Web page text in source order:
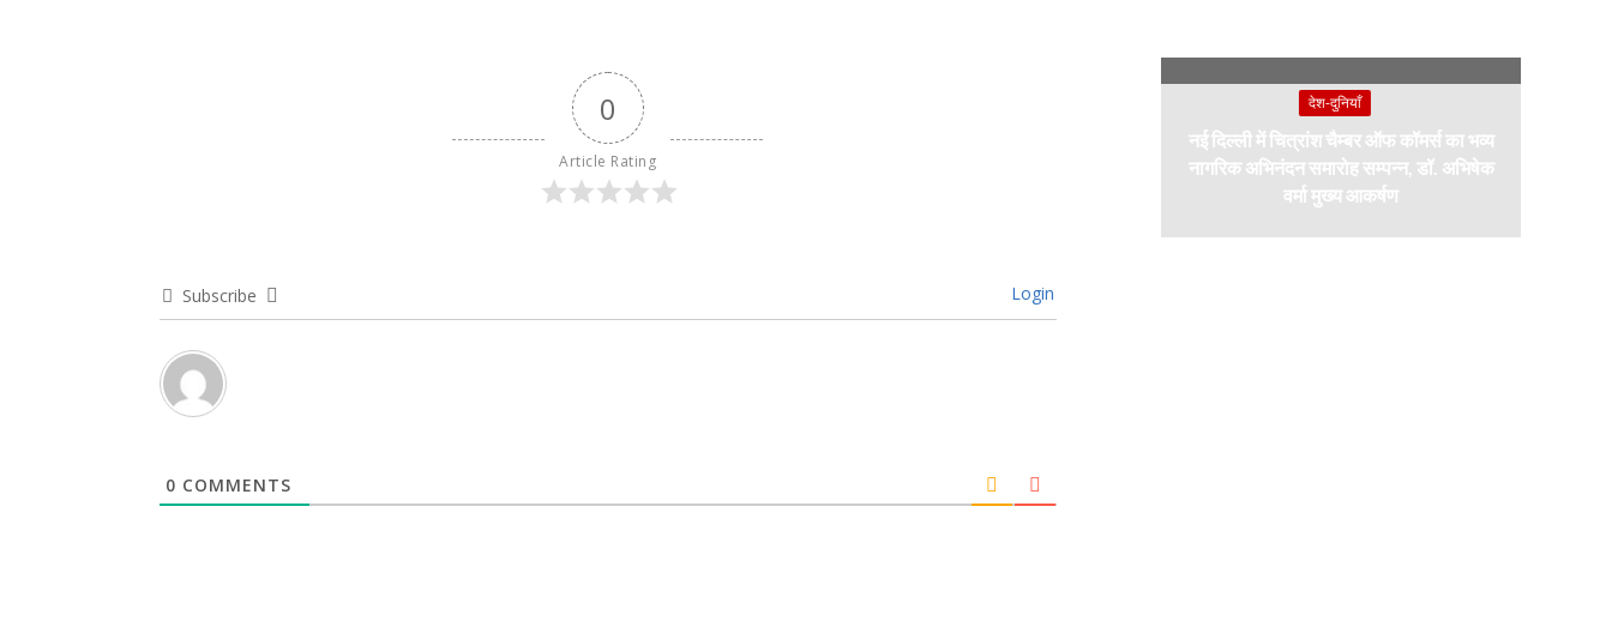
0
Article Rating
Subscribe Login
0 COMMENTS
देश-दुनियाँ
नई दिल्ली में चित्रांश चैम्बर ऑफ कॉमर्स का भव्य
नागरिक अभिनंदन समारोह सम्पन्न, डॉ. अभिषेक
वर्मा मुख्य आकर्षण